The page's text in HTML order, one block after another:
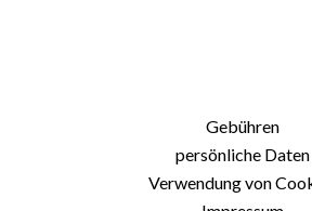
Gebühren
persönliche Daten
Verwendung von